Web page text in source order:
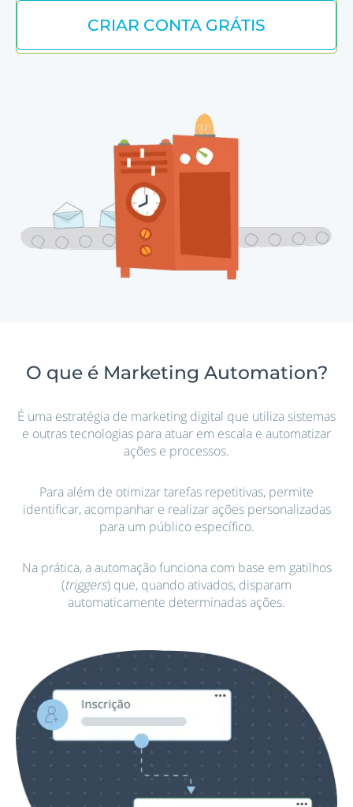
CRIAR CONTA GRÁTIS
O que é Marketing Automation?
É uma estratégia de marketing digital que utiliza sistemas
e outras tecnologias para atuar em escala e automatizar
ações e processos.
Para além de otimizar tarefas repetitivas, permite
identificar, acompanhar e realizar ações personalizadas
para um público específico.
Na prática, a automação funciona com base em gatilhos
(triggers) que, quando ativados, disparam
automaticamente determinadas ações.